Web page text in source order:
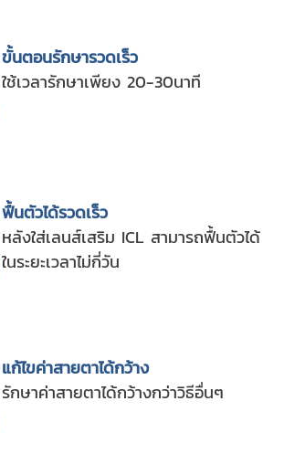
ขั้นตอนรักษารวดเร็ว
ใช้เวลารักษาเพียง 20-30นาที
ฟื้นตัวได้รวดเร็ว
หลังใส่เลนส์เสริม ICL สามารถฟื้นตัวได้
ในระยะเวลาไม่กี่วัน
แก้ไขค่าสายตาได้กว้าง
รักษาค่าสายตาได้กว้างกว่าวิธีอื่นๆ